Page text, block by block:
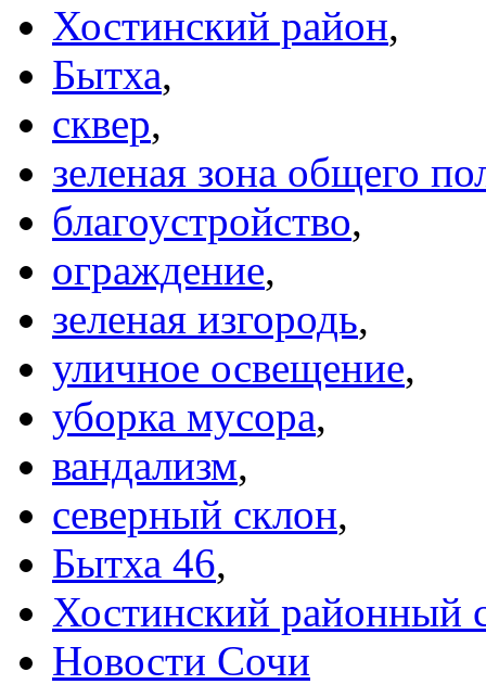
Хостинский район,
Бытха,
сквер,
зеленая зона общего
благоустройство,
ограждение,
зеленая изгородь,
уличное освещение,
уборка мусора,
вандализм,
северный склон,
Бытха 46,
Хостинский районный
Новости Сочи